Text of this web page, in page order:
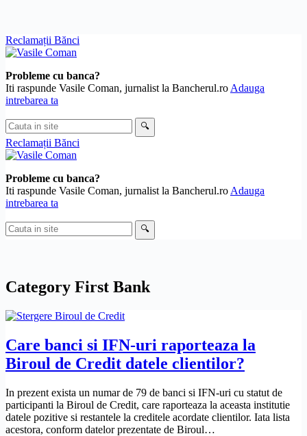
Skip
to
Reclamații Bănci
Probleme cu banca?
Iti raspunde Vasile Coman, jurnalist la Bancherul.ro Adauga
intrebarea ta
Cauta
in
site
🔍
Reclamații Bănci
Probleme cu banca?
Iti raspunde Vasile Coman, jurnalist la Bancherul.ro Adauga
intrebarea ta
Cauta
in
🔍
Category First Bank
Care banci si IFN-uri raporteaza la
Biroul de Credit datele clientilor?
In prezent exista un numar de 79 de banci si IFN-uri cu statut de
participanti la Biroul de Credit, care raporteaza la aceasta institutie
datele pozitive si restantele la creditele acordate clientilor. Iata lista
acestora, conform datelor prezentate de Biroul…